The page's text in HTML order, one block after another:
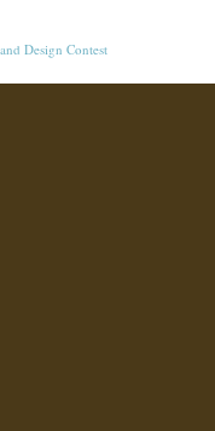
and Design Contest